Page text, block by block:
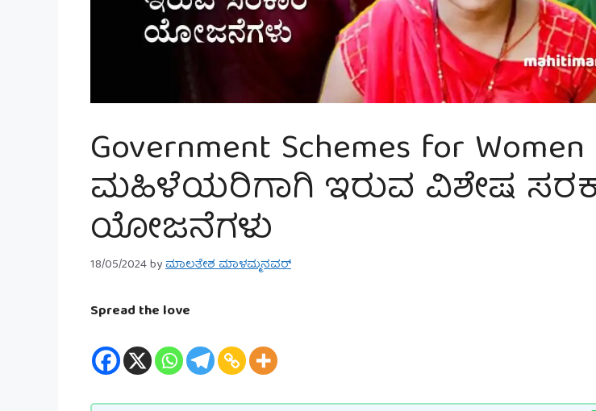
Government Schemes for Women
ಮಹಿಳೆಯರಿಗಾಗಿ ಇರುವ ವಿಶೇಷ
ಯೋಜನೆಗಳು
18/05/2024byಮಾಲತೇಶ ಮಾಳಮ್ಮನವರ್
Spread the love